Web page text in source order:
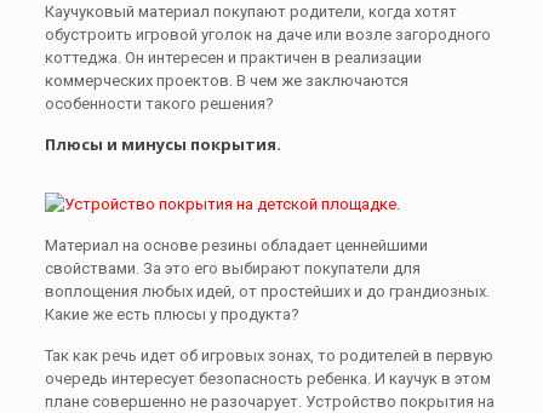
Каучуковый материал покупают родители, когда хотят
обустроить игровой уголок на даче или возле загородного
коттеджа. Он интересен и практичен в реализации
коммерческих проектов. В чем же заключаются
особенности такого решения?
Плюсы и минусы покрытия.
Материал на основе резины обладает ценнейшими
свойствами. За это его выбирают покупатели для
воплощения любых идей, от простейших и до грандиозных.
Какие же есть плюсы у продукта?
Так как речь идет об игровых зонах, то родителей в первую
очередь интересует безопасность ребенка. И каучук в этом
плане совершенно не разочарует. Устройство покрытия на